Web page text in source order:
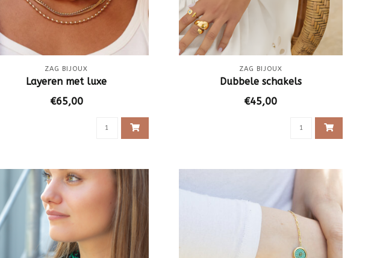
ZAG BIJOUX
Layeren met luxe
€65,00
ZAG BIJOUX
Dubbele schakels
€45,00